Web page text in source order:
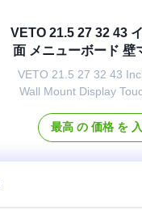
VETO 21.5 27 32 43
面 メニューボード 壁
広告ディスプ
VETO 21.5 27 32 43
Wall Mount Display
Description: Wall -
signage is an excellent
your advertising
最高 の 価格 を